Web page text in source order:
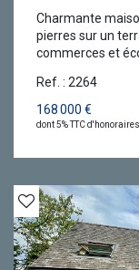
Charmante
pierres sur un
commerces et écoles.
accès à la
et d'une salle
dispose de 2
Un garage, une
de jardin
Assainissement
rafraîchissement
bien. DPE en
Ref. : 2264
168 000 €
dont 5% TTC d'honoraires